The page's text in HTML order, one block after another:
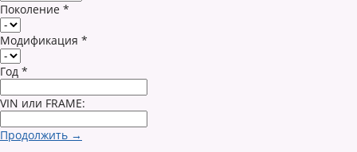
Поколение *
Модификация *
Год *
VIN или FRAME:
Продолжить →